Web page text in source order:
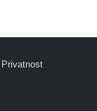
Privatnost